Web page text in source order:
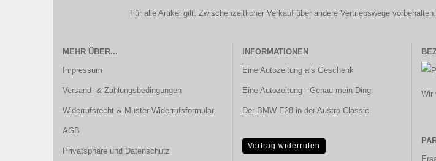
Für alle Artikel gilt: Zwischenzeitlicher Verkauf über andere Vertriebswege
MEHR ÜBER...
Impressum
Versand- & Zahlungsbedingungen
Widerrufsrecht & Muster-Widerrufsformular
AGB
Privatsphäre und Datenschutz
INFORMATIONEN
Eine Autozeitung als Geschenk
Eine Autozeitung - Genau mein Ding
Der BMW E28 in der Austro Classic
Vertrag widerrufen
Wir